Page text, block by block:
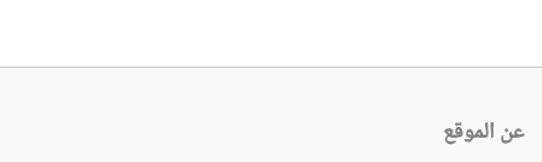
عن الموقع